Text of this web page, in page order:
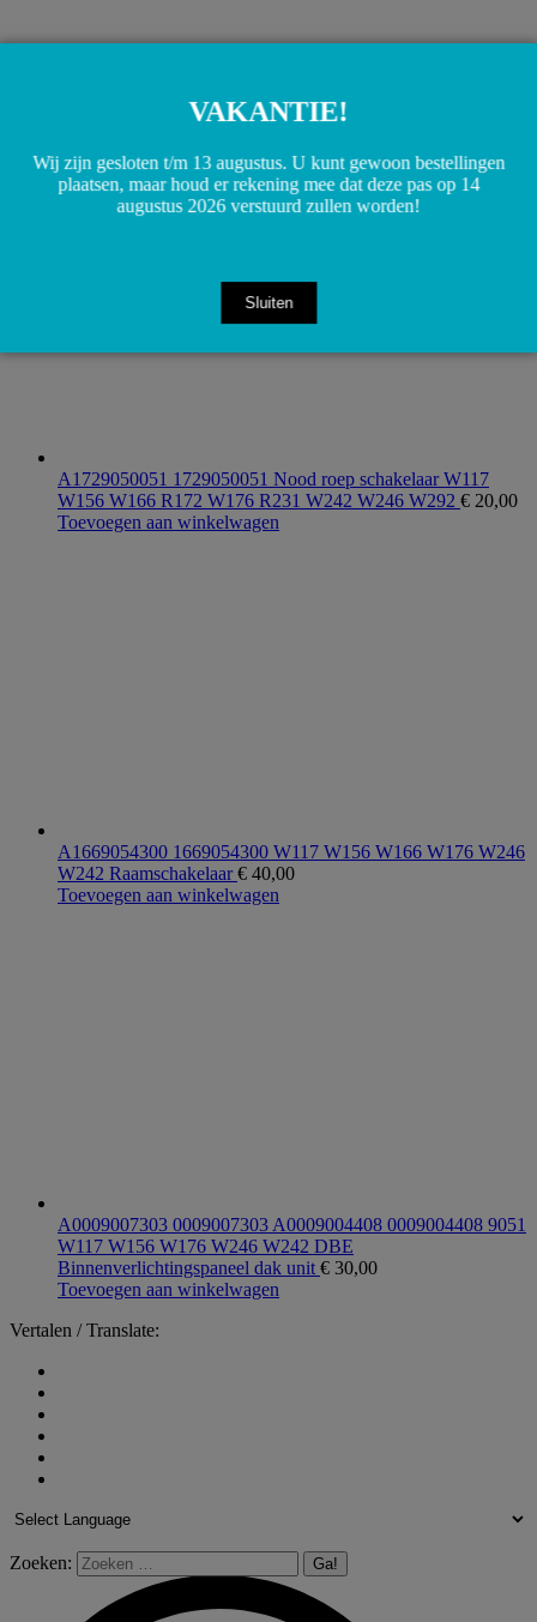
A2469058202 2469058202 Schakelaar blok middenconsole
W117 W246 W176 W156€70,00
A1729050051 1729050051 Nood roep schakelaar W117
W156 W166 R172 W176 R231 W242 W246 W292 € 20,00
Toevoegen aan winkelwagen
A1669054300 1669054300 W117 W156 W166 W176 W246
W242 Raamschakelaar€ 40,00
Toevoegen aan winkelwagen
A0009007303 0009007303 A0009004408 0009004408 9051
W117 W156 W176 W246 W242 DBE
Binnenverlichtingspaneel dak unit € 30,00
Toevoegen aan winkelwagen
Vertalen / Translate:
Zoeken:
VAKANTIE!
Wij zijn gesloten t/m 13 augustus. U kunt gewoon bestellingen
plaatsen, maar houd er rekening mee dat deze pas op 14
augustus 2026 verstuurd zullen worden!
Sluiten